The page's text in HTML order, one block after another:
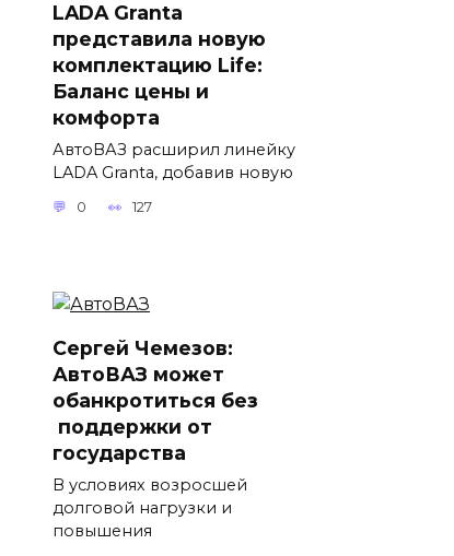
LADA Granta
представила новую
комплектацию Life:
Баланс цены и
комфорта
АвтоВАЗ расширил линейку
LADA Granta, добавив новую
0 127
Сергей Чемезов:
АвтоВАЗ может
обанкротиться без
поддержки от
государства
В условиях возросшей
долговой нагрузки и
повышения